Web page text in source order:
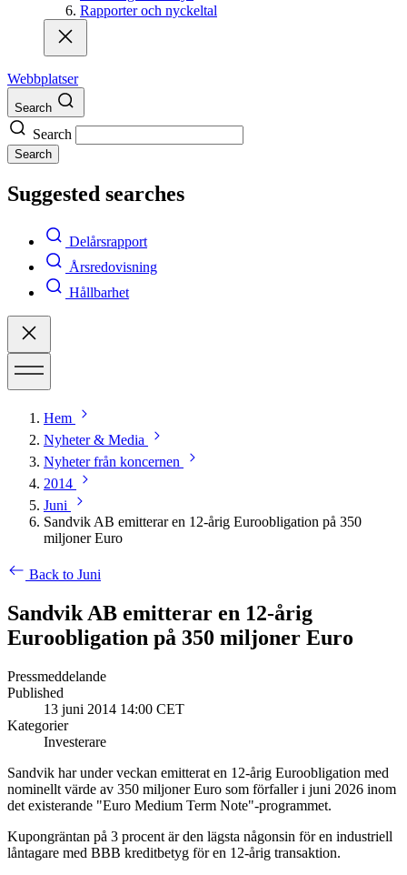
Rapporter och nyckeltal
Webbplatser
Search
Search
Search
Suggested searches
Delårsrapport
Årsredovisning
Hållbarhet
Hem
Nyheter & Media
Nyheter från koncernen
2014
Juni
Sandvik AB emitterar en 12-årig Euroobligation på 350
miljoner Euro
Back to Juni
Sandvik AB emitterar en 12-årig
Euroobligation på 350 miljoner Euro
Pressmeddelande
Published
13 juni 2014 14:00 CET
Kategorier
Investerare
Sandvik har under veckan emitterat en 12-årig Euroobligation med
nominellt värde av 350 miljoner Euro som förfaller i juni 2026 inom
det existerande "Euro Medium Term Note"-programmet.
Kupongräntan på 3 procent är den lägsta någonsin för en industriell
låntagare med BBB kreditbetyg för en 12-årig transaktion.